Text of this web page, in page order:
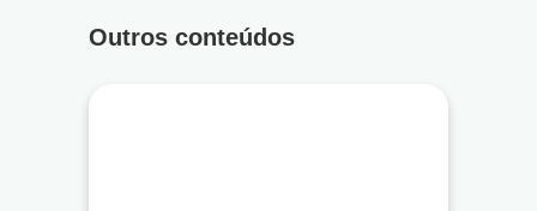
Outros conteúdos